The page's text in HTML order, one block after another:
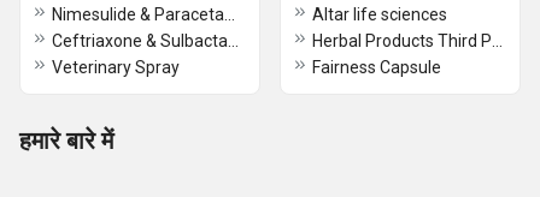
Veterinary Spray
Altar life sciences
Fairness Capsule
हमारे बारे में